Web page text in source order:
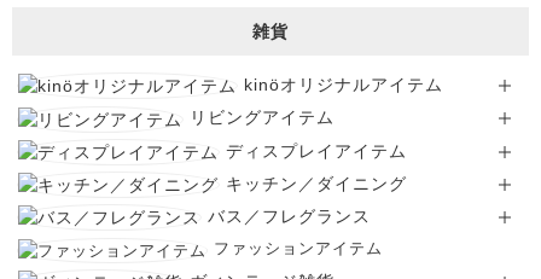
雑貨
kinöオリジナルアイテム
リビングアイテム
ディスプレイアイテム
キッチン／ダイニング
バス／フレグランス
ファッションアイテム